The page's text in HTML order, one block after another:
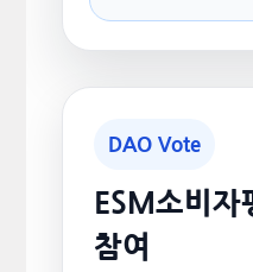
DAO Vote
ESM소비
참여